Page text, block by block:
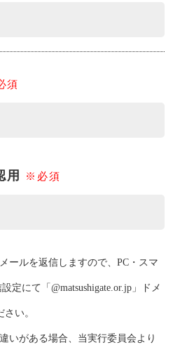
須
用 ※必須
ールを返信しますので、PC・スマ
定にて「@matsushigate.or.jp」ドメ
い。
いがある場合、当実行委員会より